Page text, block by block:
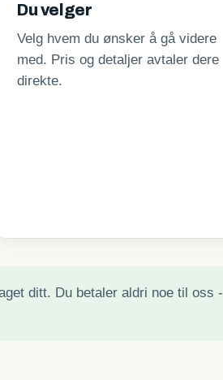
Du velger
Velg hvem du ønsker å gå videre
med. Pris og detaljer avtaler dere
direkte.
ditt. Du betaler aldri noe til oss -